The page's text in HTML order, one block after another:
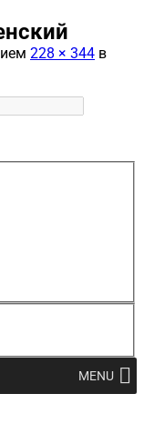
228 × 344 в
MENU